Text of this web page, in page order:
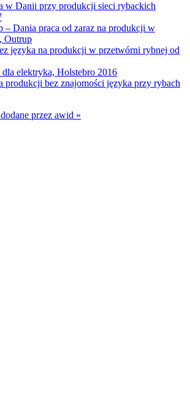
w Danii przy produkcji sieci rybackich
– Dania praca od zaraz na produkcji w
Outrup
języka na produkcji w przetwórni rybnej od
elektryka, Holstebro 2016
produkcji bez znajomości języka przy rybach
przez awid »